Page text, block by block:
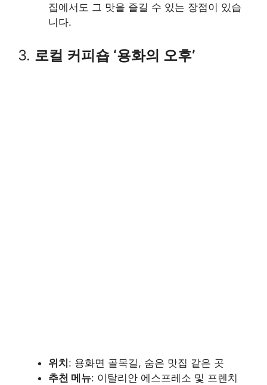
집에서도 그 맛을 즐길 수 있는 장점이 있습
니다.
3. 로컬 커피숍 ‘용화의 오후’
위치 : 용화면 골목길, 숨은 맛집 같은 곳
추천 메뉴: 이탈리안 에스프레소 및 프렌치